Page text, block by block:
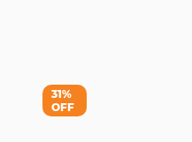
31%
OFF